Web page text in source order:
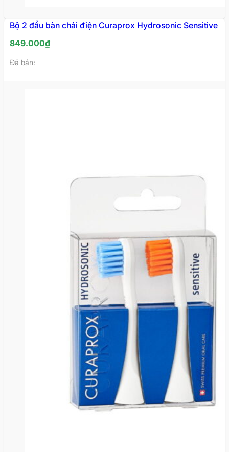
Bộ 2 đầu bàn chải điện Curaprox Hydrosonic Sensitive
849.000₫
Đã bán: